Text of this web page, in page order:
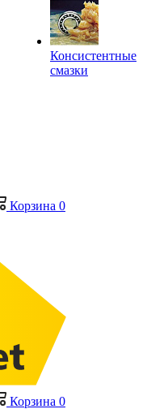
Консистентные
смазки
Корзина 0
Корзина 0